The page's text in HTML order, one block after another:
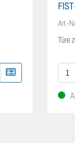
Art.-
Türe